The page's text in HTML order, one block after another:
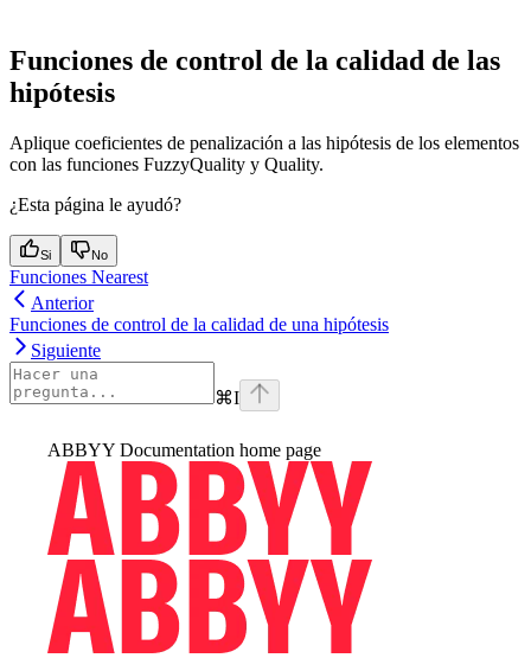
Funciones de control de la calidad de las
hipótesis
Aplique coeficientes de penalización a las hipótesis de los elementos
con las funciones FuzzyQuality y Quality.
¿Esta página le ayudó?
Si No
Funciones Nearest
Anterior
Funciones de control de la calidad de una hipótesis
Siguiente
⌘I
ABBYY Documentation home page